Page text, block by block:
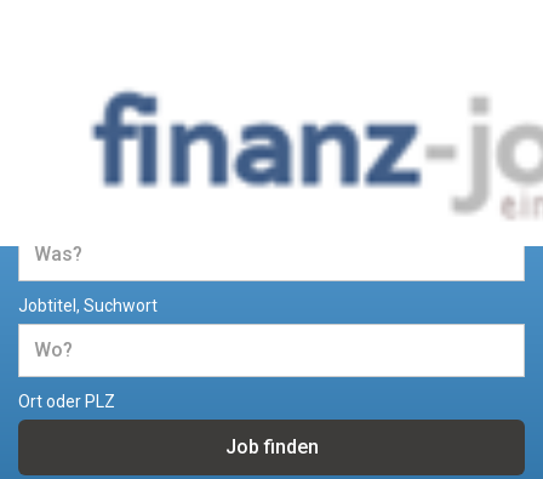
Jobs und Stellenangebote im
Bereich Finanzen
Jobtitel, Suchwort
Ort oder PLZ